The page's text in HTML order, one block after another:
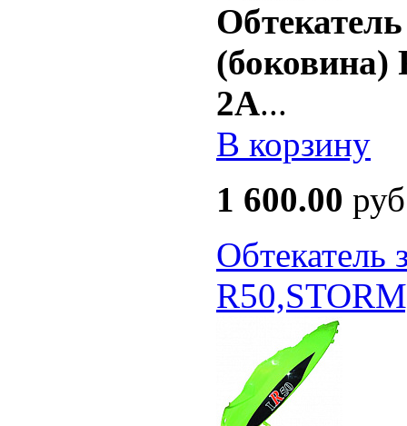
(боковина)
2A...
В корзину
1 600.00
Обтекатель